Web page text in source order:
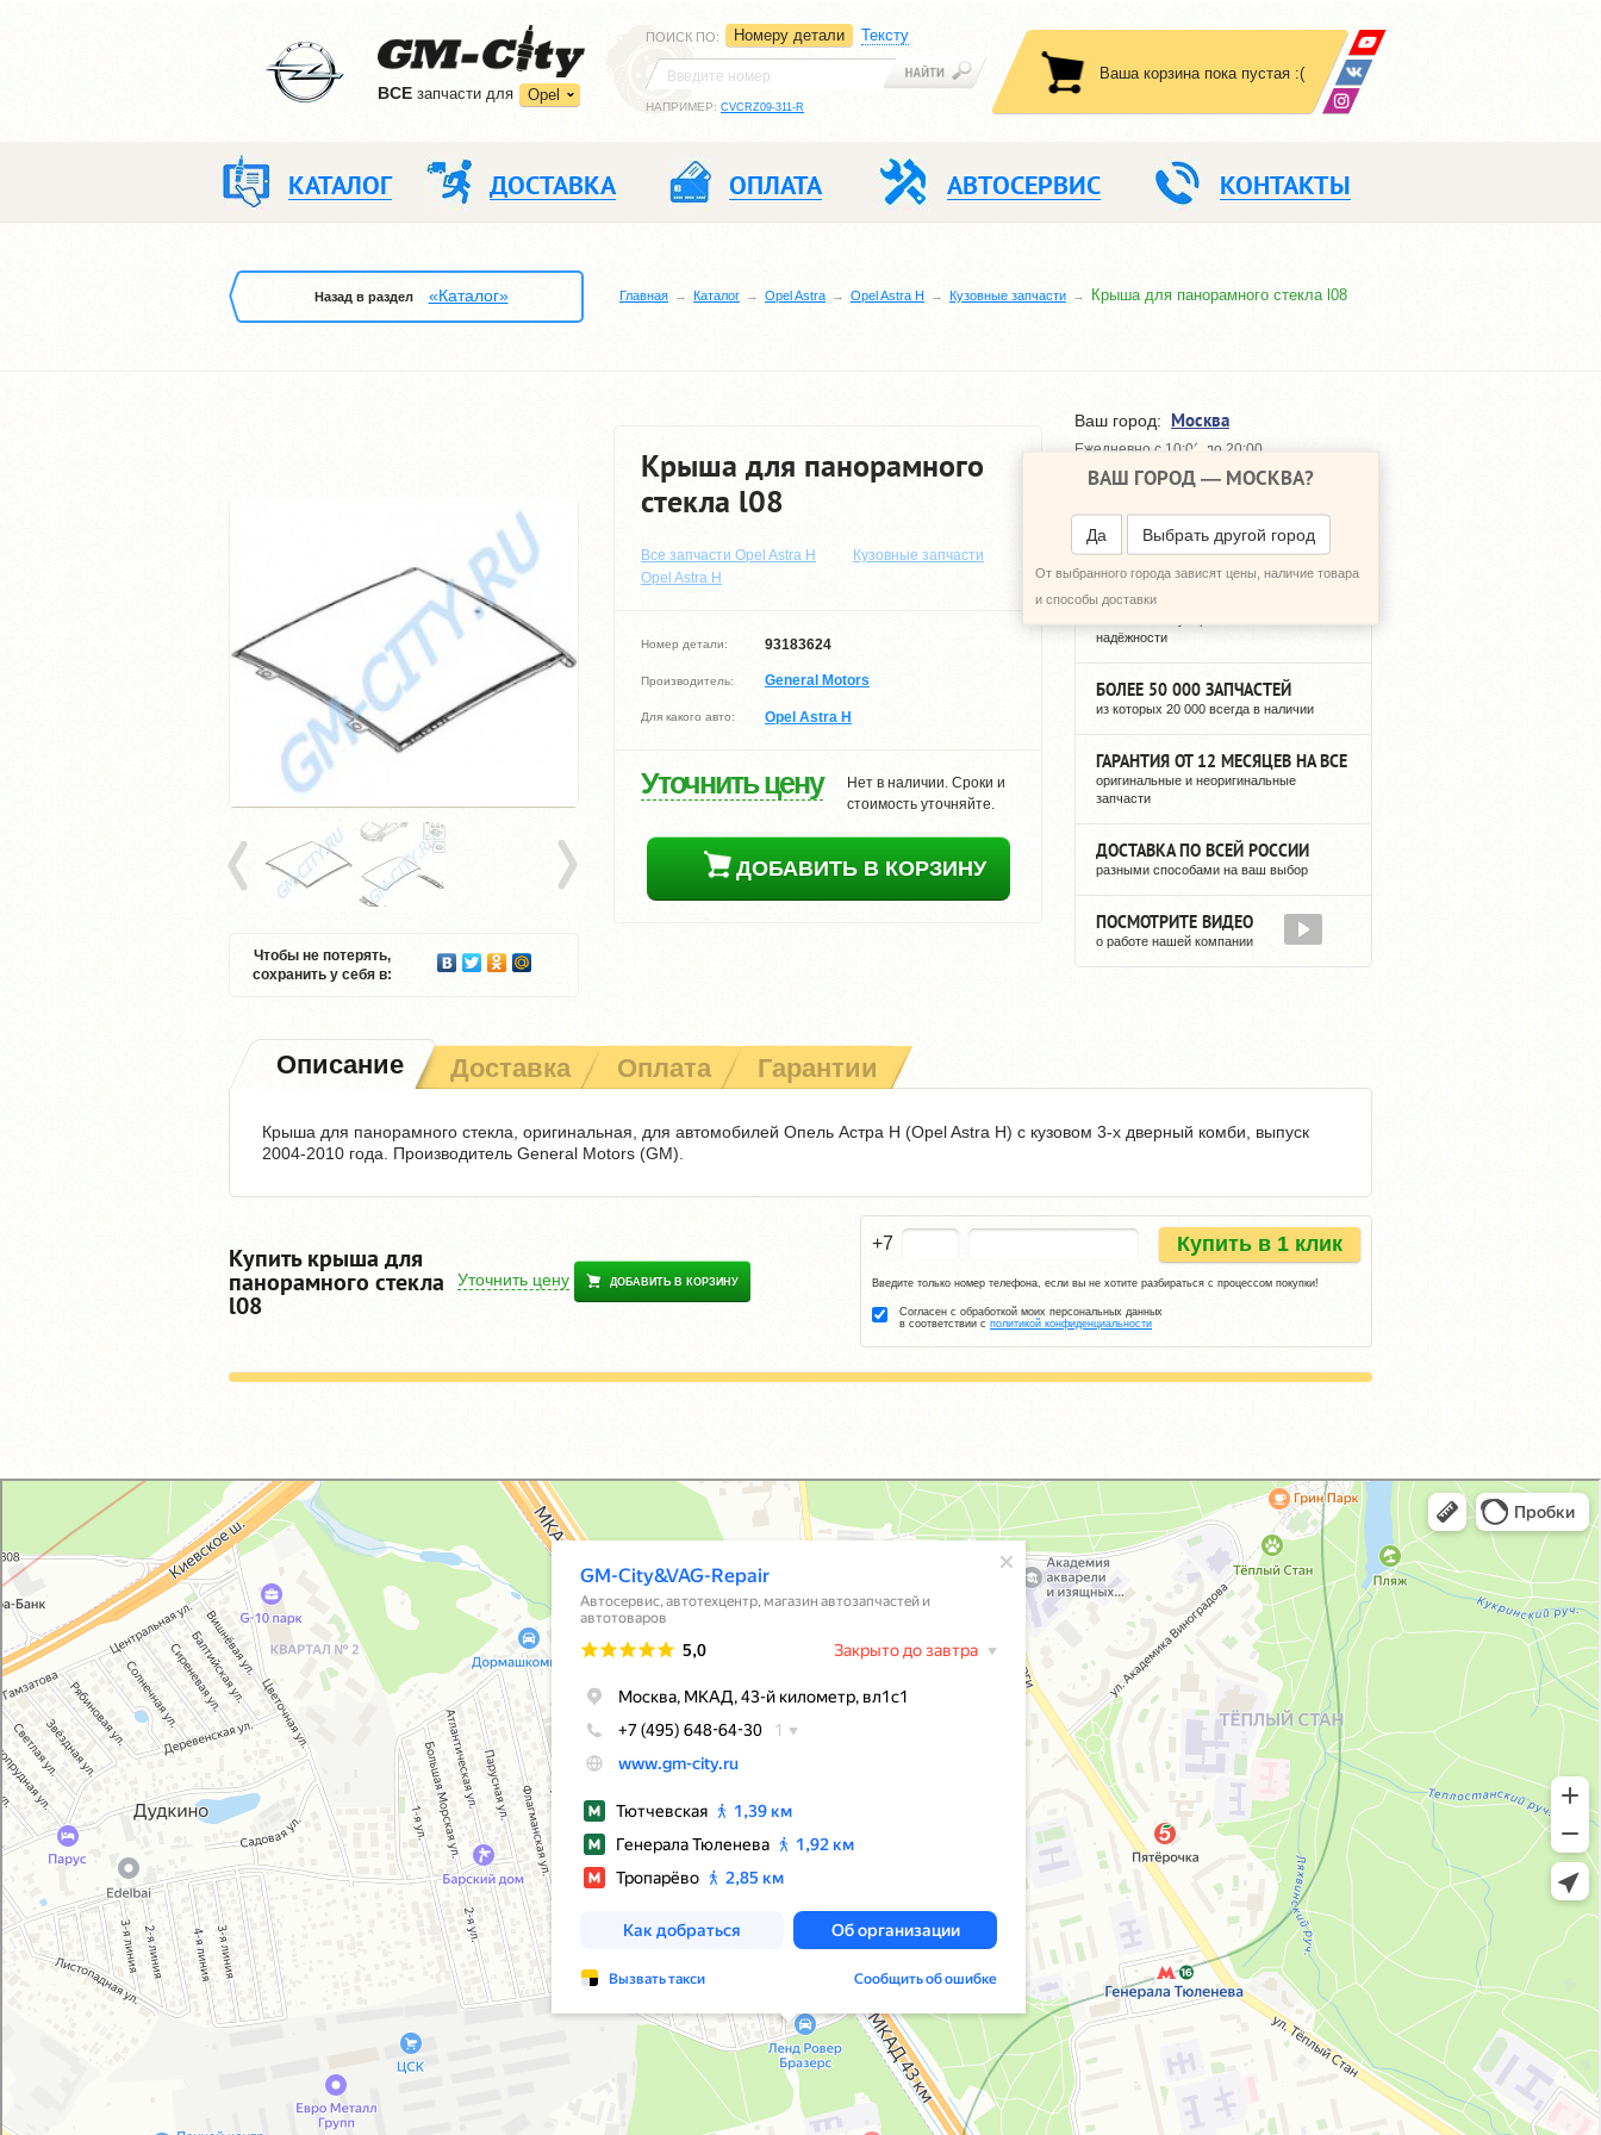
ВCE запчасти для Opel
ПОИСК ПО: Номеру детали Тексту
НАПРИМЕР: CVCRZ09-311-R
Ваша корзина пока пустая :(
КАТАЛОГ ДОСТАВКА ОПЛАТА АВТОСЕРВИС КОНТАКТЫ
Назад в раздел «Каталог» Главная Каталог Opel Astra Opel Astra H Кузовные запчасти Крыша для панорамного стекла l08
Крыша для панорамного
стекла l08
Все запчасти Opel Astra H
Кузовные запчасти
Opel Astra H
Чтобы не потерять,
сохранить у себя в:
Номер детали: 93183624
Производитель: General Motors
Для какого авто: Opel Astra H
Уточнить цену
Нет в наличии. Сроки и
стоимость уточняйте.
ДОБАВИТЬ В КОРЗИНУ
Ваш город: Москва
ВАШ ГОРОД — МОСКВА?
Да Выбрать другой город
От выбранного города зависят цены, наличие товара
и способы доставки
ПЕРЕЗВОНИТЬ МНЕ
Ежедневно с 10:00 до 20:00
+7 (495) 648-64-30
12 ЛЕТ РЕГУЛЯРНЫХ ПОСТАВОК
надёжности
БОЛЕЕ 50 000 ЗАПЧАСТЕЙ
из которых 20 000 всегда в наличии
ГАРАНТИЯ ОТ 12 МЕСЯЦЕВ НА ВСЕ
оригинальные и неоригинальные
запчасти
ДОСТАВКА ПО ВСЕЙ РОССИИ
разными способами на ваш выбор
ПОСМОТРИТЕ ВИДЕО
о работе нашей компании
Описание Доставка Оплата Гарантии
Крыша для панорамного стекла, оригинальная, для автомобилей Опель Астра Н (Opel Astra H) с кузовом 3-х дверный комби, выпуск
2004-2010 года. Производитель General Motors (GM).
Купить крыша для
панорамного стекла
l08
Уточнить цену ДОБАВИТЬ В КОРЗИНУ
+7 Купить в 1 клик
Введите только номер телефона, если вы не хотите разбираться с процессом покупки!
Согласен с обработкой моих персональных данных
в соответствии с политикой конфиденциальности
GM-City&VAG-Repair
Автосервис, автотехцентр в Москве
Магазин автозапчастей и автотоваров в Москве